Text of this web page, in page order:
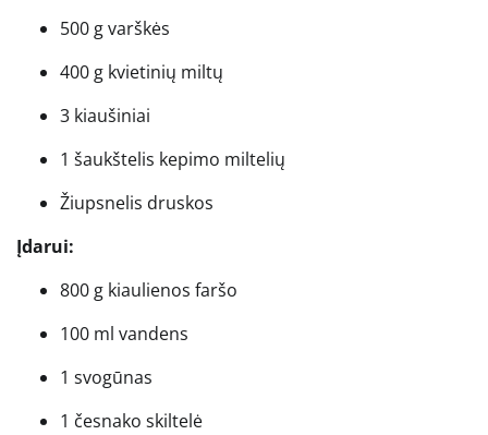
500 g varškės
400 g kvietinių miltų
3 kiaušiniai
1 šaukštelis kepimo miltelių
Žiupsnelis druskos
Įdarui:
800 g kiaulienos faršo
100 ml vandens
1 svogūnas
1 česnako skiltelė